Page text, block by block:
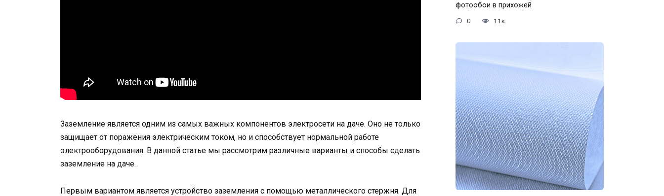
Заземление является одним из самых важных компонентов электросети на даче. Оно не только
защищает от поражения электрическим током, но и способствует нормальной работе
электрооборудования. В данной статье мы рассмотрим различные варианты и способы сделать
заземление на даче.
Первым вариантом является устройство заземления с помощью металлического стержня. Для
фотообои в прихожей
0 11к.